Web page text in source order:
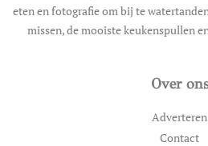
eten en fotografie om bij te
missen, de mooiste keukenspullen
Over ons
Adverteren
Contact